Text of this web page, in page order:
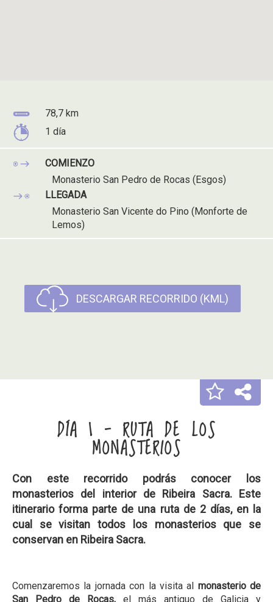
Distancia
del
recorrido:
78,7 km
Tiempo
del
recorrido:
1 día
COMIENZO
Monasterio San Pedro de Rocas (Esgos)
LLEGADA
Monasterio San Vicente do Pino (Monforte de
Lemos)
DESCARGAR RECORRIDO (KML)
DÍA 1 - RUTA DE LOS
MONASTERIOS
Con este recorrido podrás conocer los
monasterios del interior de Ribeira Sacra. Este
itinerario forma parte de una ruta de 2 días, en la
cual se visitan todos los monasterios que se
conservan en Ribeira Sacra.
Comenzaremos la jornada con la visita al monasterio de
San Pedro de Rocas, el más antiguo de Galicia y